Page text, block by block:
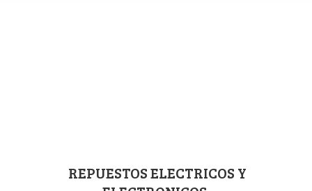
REPUESTOS ELECTRICOS Y